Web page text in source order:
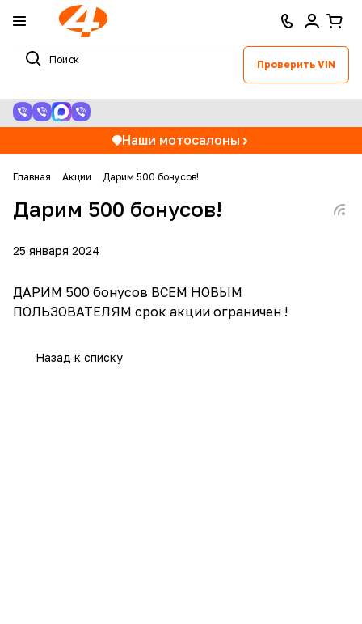
Проверить VIN
Наши мотосалоны
Главная Акции Дарим 500 бонусов!
Дарим 500 бонусов!
25 января 2024
ДАРИМ 500 бонусов ВСЕМ НОВЫМ
ПОЛЬЗОВАТЕЛЯМ срок акции ограничен !
Назад к списку